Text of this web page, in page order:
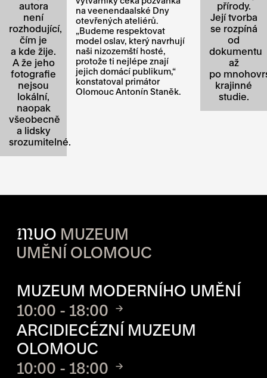
autora
není
rozhodující,
čím je
a kde žije.
A že jeho
fotografie
nejsou
lokální,
naopak
všeobecně
a lidsky
srozumitelné.
přírody.
Její tvorba
se rozpíná
od
dokumentu
až
po
krajinné
studie.
na veenendaalské Dny
otevřených ateliérů.
„Budeme respektovat
model oslav, který navrhují
naši nizozemští hosté,
protože ti nejlépe znají
jejich domácí publikum,“
konstatoval primátor
Olomouc Antonín Staněk.
MUO MUZEUM
UMĚNÍ OLOMOUC
MUZEUM MODERNÍHO UMĚNÍ
10:00 - 18:00
ARCIDIECÉZNÍ MUZEUM
OLOMOUC
10:00 - 18:00